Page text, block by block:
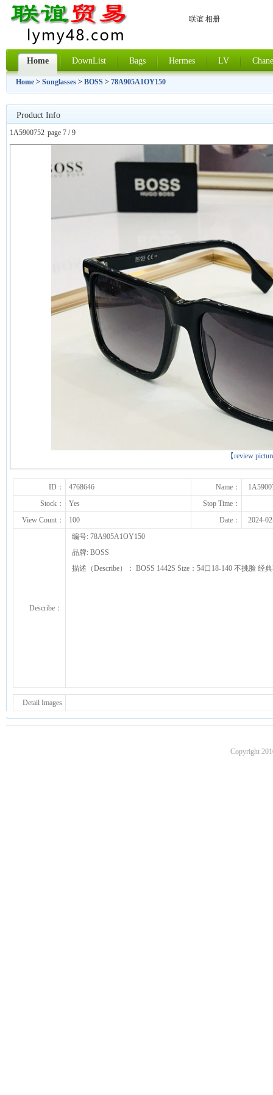
联谊 相册
Home DownList Bags Hermes LV
Home > Sunglasses > BOSS > 78A905A1OY150
Product Info
1A5900752 page 7 / 9
【review
上一张
下一张
ID： 4768646 Name：
Stock：
Yes
Stop Time：
View Count：
100 Date： 2024-
Describe：
编号: 78A905A1OY150
品牌: BOSS
描述（Describe）： BOSS 1442S Size：54口18-140 不挑脸 经
Detail Images
Copyright